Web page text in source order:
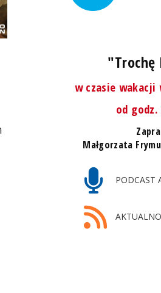
w czasie wakacji
od godz.
Małgorzata
PODCAST